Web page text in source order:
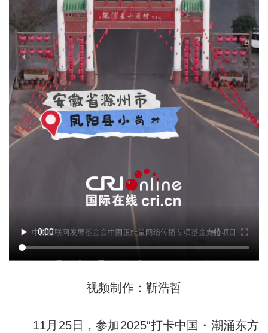
视频制作：靳浩哲
11月25日，参加2025“打卡中国・潮涌东方